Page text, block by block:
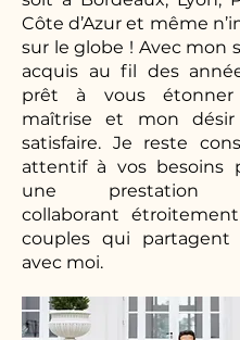
Côte d’Azur et même
sur le globe ! Avec mon
acquis au fil des
prêt à vous
maîtrise et mon
satisfaire. Je reste
attentif à vos besoins
une prestation
collaborant
couples qui partagent
avec moi.